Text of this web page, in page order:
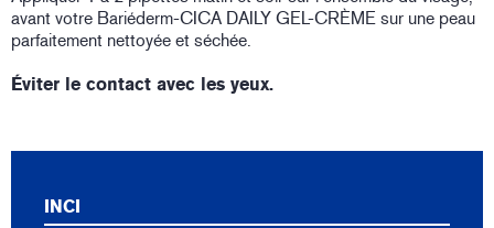
avant votre Bariéderm-CICA DAILY GEL-CRÈME sur une peau
parfaitement nettoyée et séchée.
Éviter le contact avec les yeux.
INCI